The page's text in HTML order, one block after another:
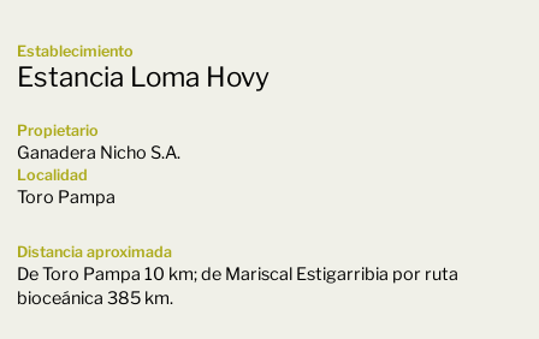
Establecimiento
Estancia Loma Hovy
Propietario
Ganadera Nicho S.A.
Localidad
Toro Pampa
Distancia aproximada
De Toro Pampa 10 km; de Mariscal Estigarribia por ruta
bioceánica 385 km.